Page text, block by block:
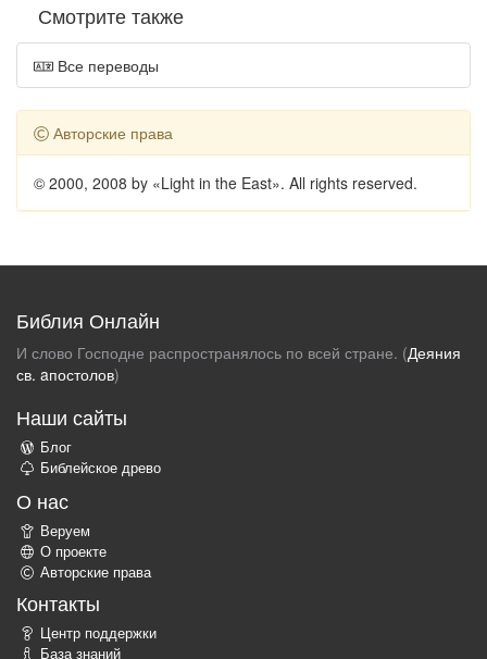
Смотрите также
Все переводы
Авторские права
© 2000, 2008 by «Light in the East». All rights reserved.
Библия Онлайн
И слово Господне распространялось по всей стране. (Деяния
св. aпостолов)
Наши сайты
Блог
Библейское древо
О нас
Веруем
О проекте
Авторские права
Контакты
Центр поддержки
База знаний